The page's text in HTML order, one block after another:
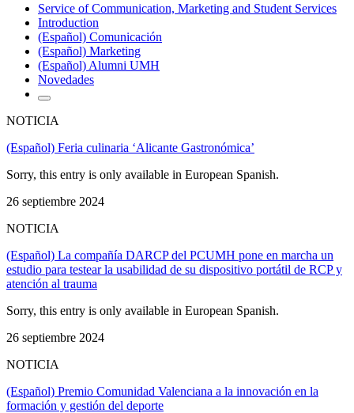
Service of Communication, Marketing and Student Services
Introduction
(Español) Comunicación
(Español) Marketing
(Español) Alumni UMH
Novedades
NOTICIA
(Español) Feria culinaria ‘Alicante Gastronómica’
Sorry, this entry is only available in European Spanish.
26 septiembre 2024
NOTICIA
(Español) La compañía DARCP del PCUMH pone en marcha un
estudio para testear la usabilidad de su dispositivo portátil de RCP y
atención al trauma
Sorry, this entry is only available in European Spanish.
26 septiembre 2024
NOTICIA
(Español) Premio Comunidad Valenciana a la innovación en la
formación y gestión del deporte